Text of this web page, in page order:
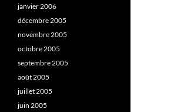
janvier 2006
décembre 2005
novembre 2005
octobre 2005
septembre 2005
août 2005
juillet 2005
juin 2005